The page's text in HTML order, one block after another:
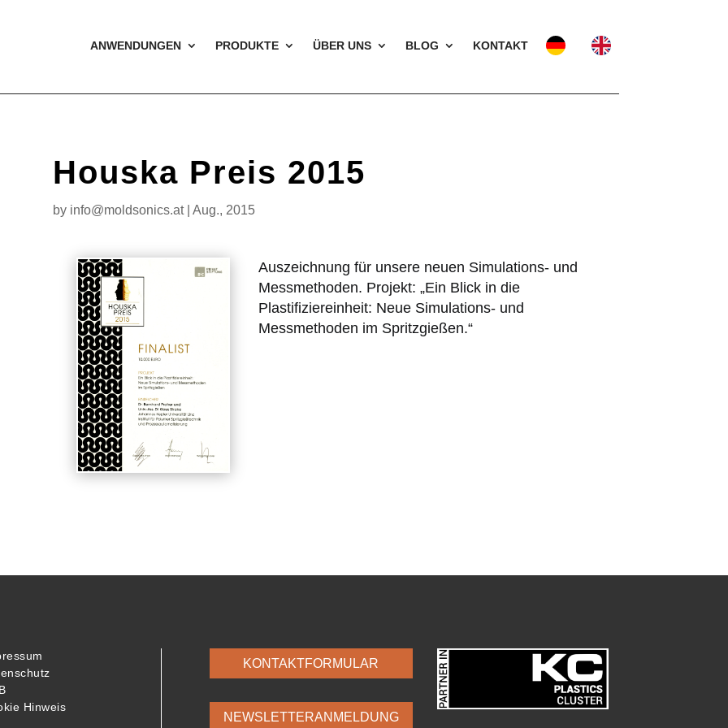
ANWENDUNGEN PRODUKTE ÜBER UNS BLOG KONTAKT
Houska Preis 2015
by info@moldsonics.at| Aug., 2015
Auszeichnung für unsere neuen Simulations- und
Messmethoden. Projekt: „Ein Blick in die
Plastifiziereinheit: Neue Simulations- und
Messmethoden im Spritzgießen.“
Hinweis
KONTAKTFORMULAR
NEWSLETTERANMELDUNG